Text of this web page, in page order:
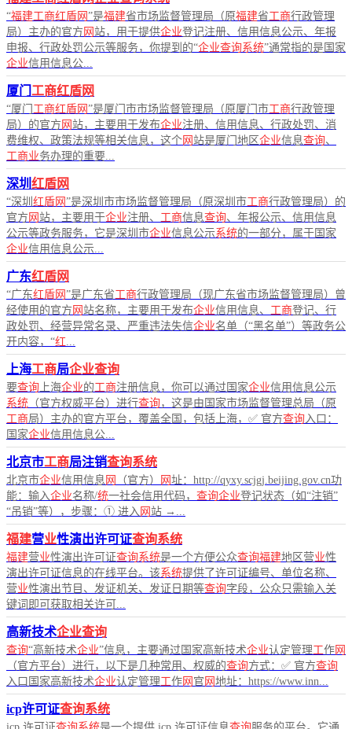
“福建工商红盾网 ”是福建省市场监督管理局（原福建省工商行政管理
局）主办的官方 网 站，用于提供企业登记注册、信用信息公示、年报
申报、行政处罚公示等服务，你提到的“企业查询系统”通常指的是国家
企业信用信息公...
厦门 工商红盾网
“厦门 工商红盾网 ”是厦门市市场监督管理局（原厦门市工商行政管理
局）的官方 网 站，主要用于发布企业注册、信用信息、行政处罚、消
费维权、政策法规等相关信息，这个网 站是厦门地区企业信息查询、
工商业务办理的重要...
深圳 红盾网
“深圳 红盾网 ”是深圳市市场监督管理局（原深圳市工商行政管理局）的
官方 网 站，主要用于企业注册、 工商信息查询、年报公示、信用信息
公示等政务服务，它是深圳市企业信息公示系统的一部分，属于国家
企业信用信息公示...
广东红盾网
“广东红盾网 ”是广东省工商行政管理局（现广东省市场监督管理局）曾
经使用的官方 网 站名称，主要用于发布企业信用信息、 工商登记、行
政处罚、经营异常名录、严重违法失信企业名单（“黑名单”）等政务公
开内容，“红...
上海工商局企业查询
要查询 上海企业的工商注册信息，你可以通过国家企业信用信息公示
系统 （官方权威平台）进行查询，这是由国家市场监督管理总局（原
工商局）主办的官方平台，覆盖全国，包括上海，✅ 官方查询入口：
国家企业信用信息公...
北京市工商局注销查询系统
北京市企业信用信息 网 （官方） 网 址：http://qyxy.scjgj.beijing.gov.cn功
能：输入企业名称/统一社会信用代码， 查询企业登记状态（如“注销”
“吊销”等），步骤：① 进入 网 站 →...
福建营业性演出许可证查询系统
福建营业性演出许可证查询系统是一个方便公众查询福建地区营业性
演出许可证信息的在线平台。该系统提供了许可证编号、单位名称、
营业性演出节目、发证机关、发证日期等查询字段，公众只需输入关
键词即可获取相关许可...
高新技术企业查询
查询“高新技术企业”信息，主要通过国家高新技术企业认定管理工作网
（官方平台）进行，以下是几种常用、权威的查询方式：✅ 官方查询
入口国家高新技术企业认定管理工作网 官 网 地址：https://www.inn...
icp许可证查询系统